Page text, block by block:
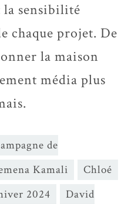
sensibilité
chaque projet. De
la maison
média plus
de
Kamali
Chloé
2024
David